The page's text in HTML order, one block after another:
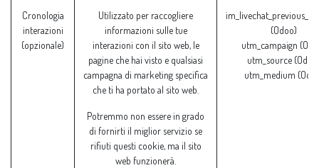
Cronologia
interazioni
(opzionale)
Utilizzato per raccogliere
informazioni sulle tue
interazioni con il sito web, le
pagine che hai visto e qualsiasi
campagna di marketing specifica
che ti ha portato al sito web.
Potremmo non essere in grado
di fornirti il miglior servizio se
rifiuti questi cookie, ma il sito
web funzionerà.
(Odoo)
utm_campaign
utm_source
utm_medium